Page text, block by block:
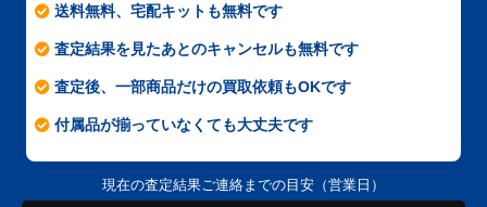
送料無料、宅配キットも無料です
査定結果を見たあとのキャンセルも無料です
査定後、一部商品だけの買取依頼もOKです
付属品が揃っていなくても大丈夫です
現在の査定結果ご連絡までの目安（営業日）